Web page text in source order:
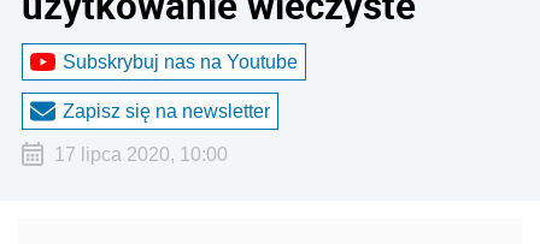
Subskrybuj nas na Youtube
Zapisz się na newsletter
17 lipca 2020, 10:00